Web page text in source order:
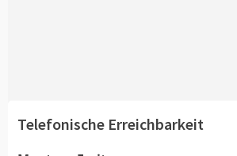
Telefonische Erreichbarkeit